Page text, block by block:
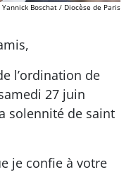
Boschat / Diocèse de Paris
l’ordination de
27 juin
solennité de saint
je confie à votre